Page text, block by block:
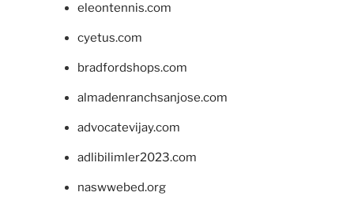
eleontennis.com
cyetus.com
bradfordshops.com
almadenranchsanjose.com
advocatevijay.com
adlibilimler2023.com
naswwebed.org